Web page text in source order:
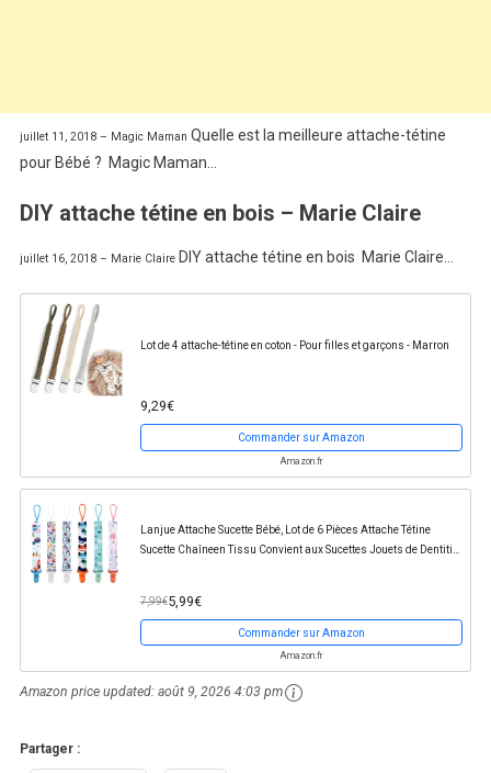
juillet 11, 2018 – Magic Maman Quelle est la meilleure attache-tétine
pour Bébé ? Magic Maman…
DIY attache tétine en bois – Marie Claire
juillet 16, 2018 – Marie Claire DIY attache tétine en bois Marie Claire…
Lot de 4 attache-tétine en coton - Pour filles et garçons - Marron
9,29€
Commander sur Amazon
Amazon.fr
Lanjue Attache Sucette Bébé, Lot de 6 Pièces Attache Tétine
Sucette Chaîneen Tissu Convient aux Sucettes Jouets de Dentition
7,99€5,99€
Commander sur Amazon
Amazon.fr
Amazon price updated: août 9, 2026 4:03 pm
Partager :